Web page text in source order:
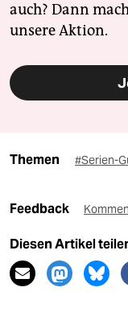
auch? Dann
unsere Aktion.
Themen #Serien-
Feedback
Diesen Artikel